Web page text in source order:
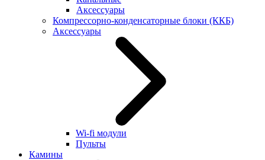
Аксессуары
Компрессорно-конденсаторные блоки (ККБ)
Аксессуары
Wi-fi модули
Пульты
Камины